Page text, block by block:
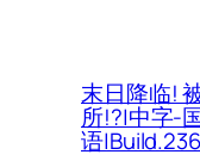
末日降临!
所!?|中字-
语